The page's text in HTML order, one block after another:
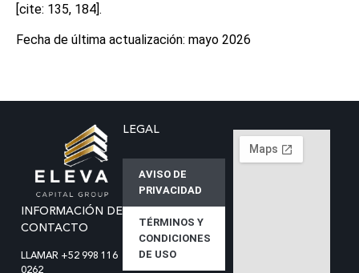
[cite: 135, 184].
Fecha de última actualización: mayo 2026
INFORMACIÓN DE
CONTACTO
LLAMAR +52 998 116
0262
LEGAL
AVISO DE
PRIVACIDAD
TÉRMINOS Y
CONDICIONES
DE USO